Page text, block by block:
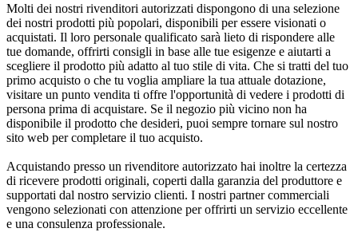
Molti dei nostri rivenditori autorizzati dispongono di una selezione
dei nostri prodotti più popolari, disponibili per essere visionati o
acquistati. Il loro personale qualificato sarà lieto di rispondere alle
tue domande, offrirti consigli in base alle tue esigenze e aiutarti a
scegliere il prodotto più adatto al tuo stile di vita. Che si tratti del tuo
primo acquisto o che tu voglia ampliare la tua attuale dotazione,
visitare un punto vendita ti offre l'opportunità di vedere i prodotti di
persona prima di acquistare. Se il negozio più vicino non ha
disponibile il prodotto che desideri, puoi sempre tornare sul nostro
sito web per completare il tuo acquisto.
Acquistando presso un rivenditore autorizzato hai inoltre la certezza
di ricevere prodotti originali, coperti dalla garanzia del produttore e
supportati dal nostro servizio clienti. I nostri partner commerciali
vengono selezionati con attenzione per offrirti un servizio eccellente
e una consulenza professionale.